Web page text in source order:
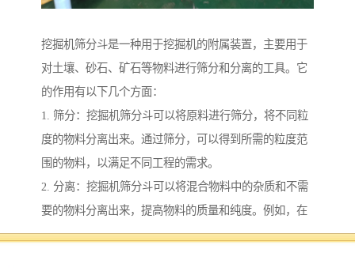
挖掘机筛分斗是一种用于挖掘机的附属装置，主要用于
对土壤、砂石、矿石等物料进行筛分和分离的工具。它
的作用有以下几个方面：
1. 筛分：挖掘机筛分斗可以将原料进行筛分，将不同粒
度的物料分离出来。通过筛分，可以得到所需的粒度范
围的物料，以满足不同工程的需求。
2. 分离：挖掘机筛分斗可以将混合物料中的杂质和不需
要的物料分离出来，提高物料的质量和纯度。例如，在
挖掘矿石时，可以将矿石与土壤等杂质分离，以得到纯